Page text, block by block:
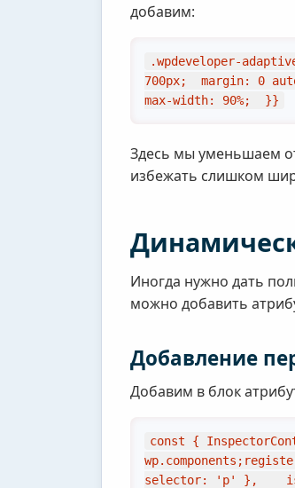
добавим:
.wpdeveloper-
700px;  margin: 0
max-width: 90%;  }}
Здесь мы уменьшаем
избежать слишком
Иногда нужно дать
можно добавить
Добавление
Добавим в блок
const {
selector: 'p' },